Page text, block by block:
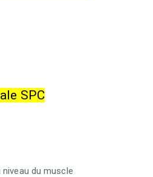
SPC
du muscle